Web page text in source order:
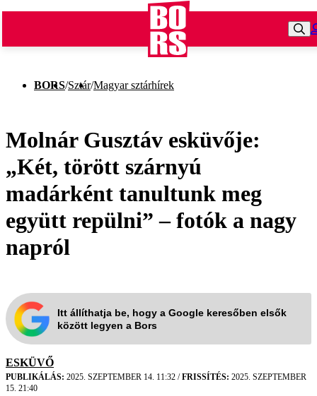
BORS/Sztár/Magyar sztárhírek
Molnár Gusztáv esküvője:
„Két, törött szárnyú
madárként tanultunk meg
együtt repülni” – fotók a nagy
napról
Itt állíthatja be, hogy a Google keresőben elsők
között legyen a Bors
ESKÜVŐ
PUBLIKÁLÁS: 2025. SZEPTEMBER 14. 11:32 /FRISSÍTÉS: 2025. SZEPTEMBER
15. 21:40